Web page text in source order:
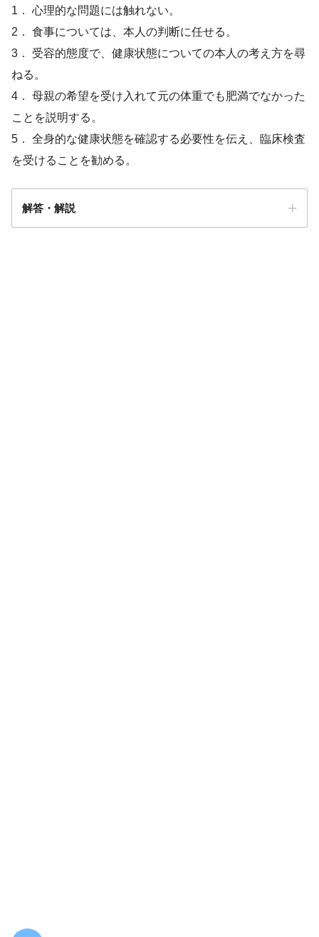
1． 心理的な問題には触れない。
2． 食事については、本人の判断に任せる。
3． 受容的態度で、健康状態についての本人の考え方を尋
ねる。
4． 母親の希望を受け入れて元の体重でも肥満でなかった
ことを説明する。
5． 全身的な健康状態を確認する必要性を伝え、臨床検査
を受けることを勧める。
解答・解説